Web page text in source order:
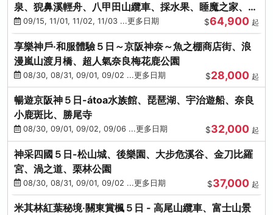
泉、猊鼻溪輕舟、八甲田山纜車、採水果、睡魔之家、法
式料理(不進免稅店)
09/15, 11/01, 11/02, 11/03 ...更多日期 $64,900 起
享樂神戶‧和服體驗５日～京阪神奈～魚之棚商店街、浪
漫嵐山渡月橋、超人氣奈良梅花鹿公園
08/30, 08/31, 09/01, 09/02 ...更多日期 $28,000 起
暢遊京阪神５日-átoa水族館、琵琶湖、宇治遊船、奈良
小鹿斑比、勝尾寺
08/30, 09/01, 09/02, 09/06 ...更多日期 $32,000 起
神采四國５日-松山城、後樂園、大步危溪谷、金刀比羅
宮、渦之道、栗林公園
08/30, 08/31, 09/01, 09/02 ...更多日期 $37,000 起
米其林紅葉秘境‧關東賞楓５日 - 高尾山纜車、富士山景